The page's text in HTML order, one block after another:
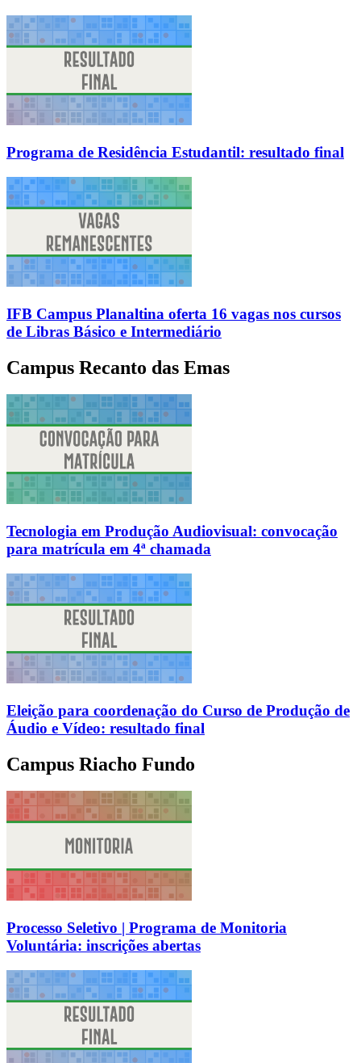
Programa de Residência Estudantil: resultado final
IFB Campus Planaltina oferta 16 vagas nos cursos
de Libras Básico e Intermediário
Campus Recanto das Emas
Tecnologia em Produção Audiovisual: convocação
para matrícula em 4ª chamada
Eleição para coordenação do Curso de Produção de
Áudio e Vídeo: resultado final
Campus Riacho Fundo
Processo Seletivo | Programa de Monitoria
Voluntária: inscrições abertas